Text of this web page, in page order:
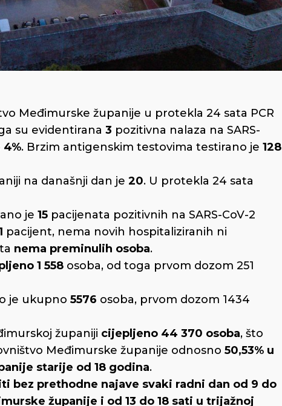
Međimurske županije u protekla 24 sata PCR
su evidentirana 3 pozitivna nalaza na SARS-
4%. Brzim antigenskim testovima testirano je 128
na današnji dan je 20. U protekla 24 sata
je 15 pacijenata pozitivnih na SARS-CoV-2
pacijent, nema novih hospitaliziranih ni
nema preminulih osoba.
1 558 osoba, od toga prvom dozom 251
je ukupno 5576 osoba, prvom dozom 1434
županiji cijepljeno 44 370 osoba, što
Međimurske županije odnosno 50,53% u
starije od 18 godina.
bez prethodne najave svaki radni dan od 9 do
županije i od 13 do 18 sati u trijažnoj